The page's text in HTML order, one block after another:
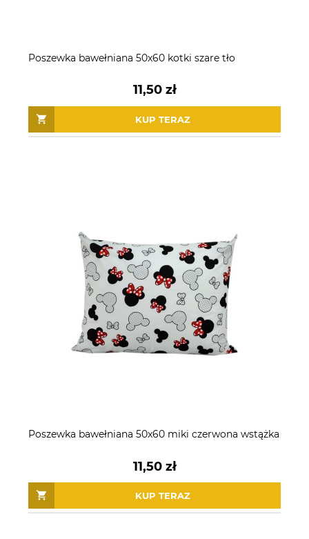
Poszewka bawełniana 50x60 kotki szare tło
11,50 zł
KUP TERAZ
Poszewka bawełniana 50x60 miki czerwona wstążka
11,50 zł
KUP TERAZ